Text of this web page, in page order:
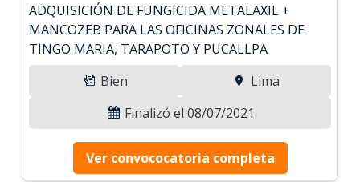
ADQUISICIÓN DE FUNGICIDA METALAXIL +
MANCOZEB PARA LAS OFICINAS ZONALES DE
TINGO MARIA, TARAPOTO Y PUCALLPA
Bien
Lima
Finalizó el 08/07/2021
Ver convococatoria completa